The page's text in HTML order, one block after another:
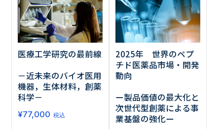
医療工学研究の最前線
－近未来のバイオ医用
機器，生体材料，創薬
科学－
¥77,000 税込
2025年 世界のペプ
チド医薬品市場・開発
動向
ー製品価値の最大化と
次世代型創薬による事
業基盤の強化ー